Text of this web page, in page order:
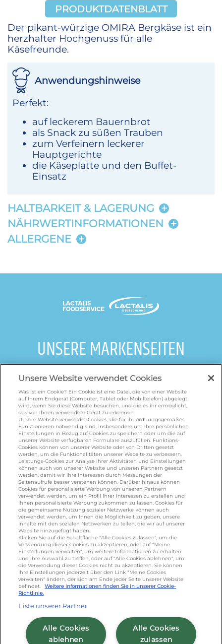
PRODUKTDATENBLATT
Der pikant-würzige OMIRA Bergkäse ist ein
herzhafter Hochgenuss für alle
Käsefreunde.
Anwendungshinweise
Perfekt:
auf leckerem Bauernbrot
als Snack zu süßen Trauben
zum Verfeinern leckerer
Hauptgerichte
die Käseplatte und den Buffet-
Einsatz
HALTBARKEIT & LAGERUNG
NÄHRWERTINFORMATIONEN
ALLERGENE
UNSERE MARKENSEITEN
galbani.de / leerdammer.de /president.de
/
salakis.de/frankenland.com
omiramilch.de/minusl.de
KONTAKT
foodservice.info@de.lactalis.com
Lactalis Deutschland GmbH - Tel: +49 (0)751
887 366 /lactalis.de
Omira Bodenseemilch GmbH - Tel: +49
(0)751 887 366 /omira.de
Cookie Richtlinie/Sitemap/Datenschutz
Unsere Website verwendet Cookies
Was ist ein Cookie? Ein Cookie ist eine Datei, die von einer Website
auf Ihrem Endgerät (Computer, Tablet oder Mobiltelefon) abgelegt
wird, wenn Sie diese Website besuchen, und die es ihr ermöglicht,
das von Ihnen verwendete Gerät zu erkennen.
Unsere Website verwendet Cookies, die für ihr ordnungsgemäßes
Funktionieren notwendig sind, insbesondere um Ihre persönlichen
Einstellungen in Bezug auf Cookies zu speichern oder um die auf
unserer Website verfügbaren Formulare auszufüllen. Funktions-
Cookies können von unserer Website oder von Dritten gesetzt
werden, um die Funktionalitäten unserer Website zu verbessern.
Leistungs-Cookies zur Analyse Ihrer Aktivitäten und Einstellungen
können auch von unserer Website und unseren Partnern gesetzt
werden, damit wir Ihre Interessen durch Messungen der
Seitenaufrufe besser verstehen können. Darüber hinaus können
Cookies für personalisierte Werbung von unseren Partnern
verwendet werden, um ein Profil Ihrer Interessen zu erstellen und
Ihnen personalisierte Werbung zukommen zu lassen. Cookies für
die gemeinsame Nutzung sozialer Netzwerke können auch
verwendet werden, um Ihnen die Möglichkeit zu geben, unsere
Inhalte mit den sozialen Netzwerken zu teilen, die wir auf unserer
Website hinzugefügt haben.
Klicken Sie auf die Schaltfläche "Alle Cookies zulassen", um die
Verwendung dieser Cookies zu akzeptieren, oder auf "Meine
Einstellungen verwalten", um weitere Informationen zu erhalten
und Ihre Auswahl zu treffen, oder auf "Alle Cookies ablehnen", um
die Verwendung dieser Cookies nicht zu akzeptieren. Sie können
Ihre Einstellungen jederzeit über den Link "Meine Cookies
verwalten" ändern, der sich am Ende jeder Seite unserer Website
befindet.
Weitere Informationen finden Sie in unserer Cookie-
Richtlinie.
Liste unserer Partner
Alle Cookies
zulassen
Alle Cookies
ablehnen